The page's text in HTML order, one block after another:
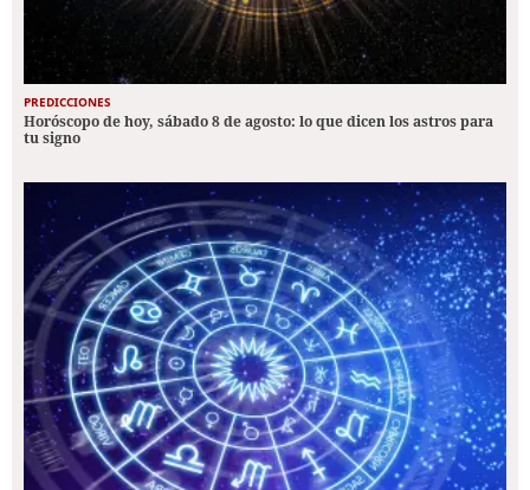
PREDICCIONES
Horóscopo de hoy, sábado 8 de agosto: lo que dicen los astros para
tu signo